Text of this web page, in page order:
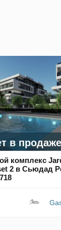
в продаже
комплекс
2 в Сьюдад